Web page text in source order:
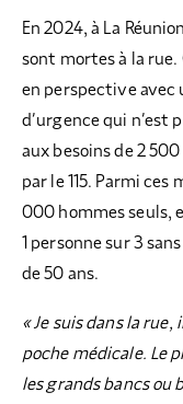
En 2024, à La
sont mortes à la
en perspective avec
d’urgence qui n’est
aux besoins de 2
par le 115. Parmi ces
000 hommes seuls,
1 personne sur 3
de 50 ans.
« Je suis dans la
poche médicale. Le
les grands bancs ou